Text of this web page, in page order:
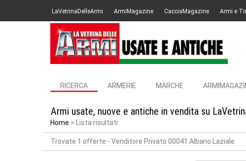
LaVetrinaDelleArmi ArmiMagazine CacciaMagazine Armi e
RICERCA ARMERIE MARCHE
Armi usate, nuove e antiche in vendita su
Home Lista risultati
Trovate 1 offerte - Venditore Privato 00041 Albano Laziale